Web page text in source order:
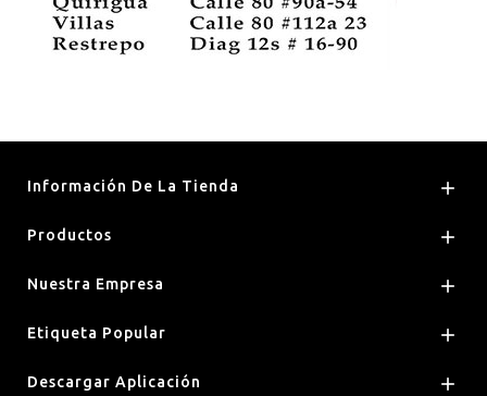
Información De La Tienda 
Productos 
Nuestra Empresa 
Etiqueta Popular 
Descargar Aplicación 